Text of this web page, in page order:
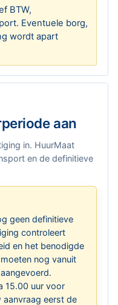
BTW,
Eventuele borg,
wordt apart
aan
in. HuurMaat
en de definitieve
geen definitieve
controleert
en het benodigde
nog vanuit
15.00 uur voor
aanvraag eerst de